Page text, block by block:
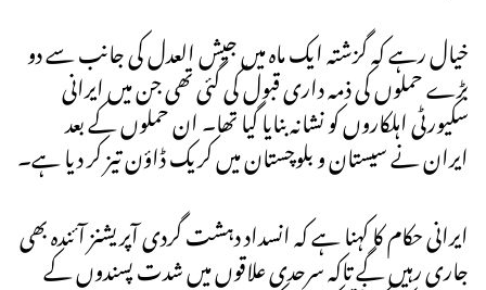
خیال رہے کہ گزشتہ ایک ماہ میں جیش العدل کی جانب سے دو
بڑے حملوں کی ذمہ داری قبول کی گئی تھی جن میں ایرانی
سکیورٹی اہلکاروں کو نشانہ بنایا گیا تھا۔ ان حملوں کے بعد
ایران نے سیستان و بلوچستان میں کریک ڈاؤن تیز کر دیا ہے۔
ایرانی حکام کا کہنا ہے کہ انسداد دہشت گردی آپریشنز آئندہ بھی
جاری رہیں گے تاکہ سرحدی علاقوں میں شدت پسندوں کے